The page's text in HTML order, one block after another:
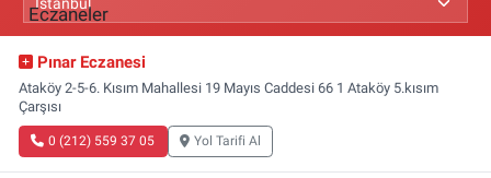
Pınar Eczanesi
Ataköy 2-5-6. Kısım Mahallesi 19 Mayıs Caddesi 66 1 Ataköy 5.kısım
Çarşısı
0 (212) 559 37 05 Yol Tarifi Al